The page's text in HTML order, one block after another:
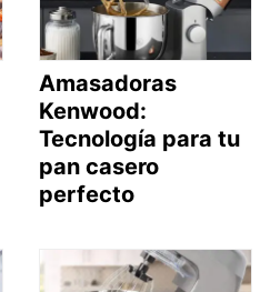
Amasadoras
Kenwood:
Tecnología para tu
pan casero
perfecto